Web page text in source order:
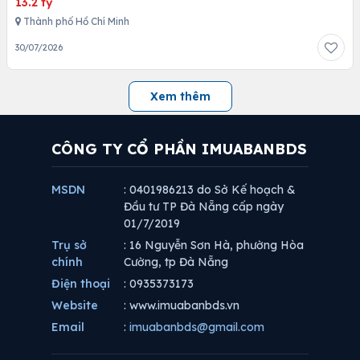
Thành phố Hồ Chí Minh
30/07/2026
Xem thêm
CÔNG TY CỔ PHẦN IMUABANBDS
MSDN
: 0401986213 do Sở Kế hoạch &
Đầu tư TP Đà Nẵng cấp ngày
01/7/2019
Trụ sở
chính
: 16 Nguyễn Sơn Hà, phường Hòa
Cường, tp Đà Nẵng
Điện thoại
: 0935373173
Website
: www.imuabanbds.vn
Email
: imuabanbds@gmail.com